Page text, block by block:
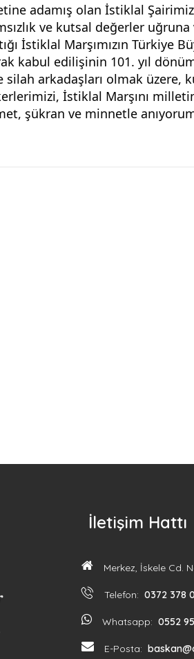
adamış olan İstiklal
ve kutsal değerler
İstiklal Marşımızın Türkiye
kabul edilişinin 101. yıl
arkadaşları olmak üzere,
İstiklal Marşını
şükran ve minnetle
İletişim Hattı
Merkez, İskele Cd.
Telefon: 0372 378
Whatsapp: 0552
E-Posta: